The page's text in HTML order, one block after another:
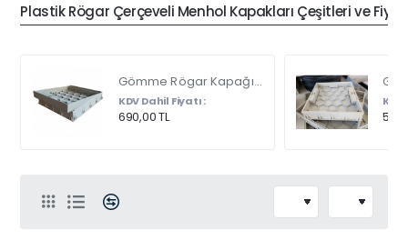
Plastik Rögar Çerçeveli Menhol Kapakları Çeşitleri ve
Gömme Rögar Kapağı - Seramik - Fayans Ve Mermer Zeminlerde - Gizli Çerçeve Kapak Çift Kulplu 45 X 45
KDV Dahil Fiyatı :
690,00 TL
KDV